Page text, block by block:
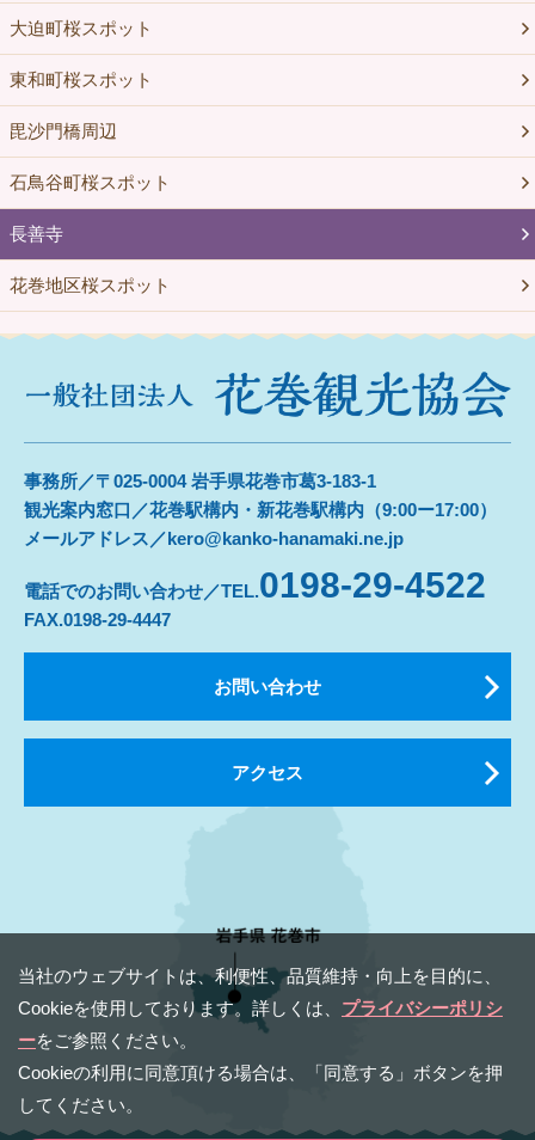
大迫町桜スポット
東和町桜スポット
毘沙門橋周辺
石鳥谷町桜スポット
長善寺
花巻地区桜スポット
当社のウェブサイトは、利便性、品質維持・向上を⽬的に、
Cookieを使⽤しております。詳しくは、 プライバシーポリシ
ーをご参照ください。
Cookieの利⽤に同意頂ける場合は、「同意する」ボタンを押
してください。
事務所／〒025-0004 岩手県花巻市葛3-183-1
観光案内窓口／花巻駅構内・新花巻駅構内（9:00ー17:00）
メールアドレス／kero@kanko-hanamaki.ne.jp
電話でのお問い合わせ／TEL.0198-29-4522
FAX.0198-29-4447
お問い合わせ
アクセス